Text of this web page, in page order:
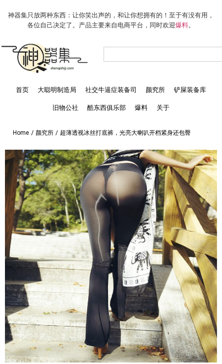
神器集只放两种东西：让你笑出声的，和让你想拥有的！至于有没有用，
各位自己决定了。产品主要来自电商平台，同时欢迎爆料。
首页 大聪明制造局 社交牛逼症装备司 颜究所 铲屎装备库
旧物公社 酷东西俱乐部 爆料 关于
Home / 颜究所 / 超薄透视冰丝打底裤，光亮大喇叭开档紧身还包臀